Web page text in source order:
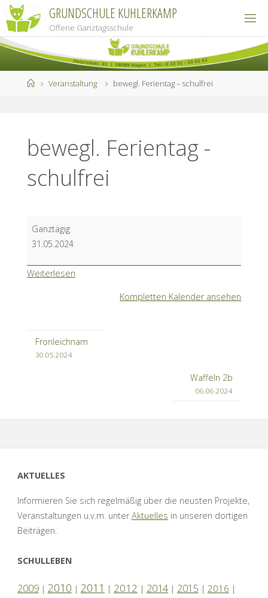
Zum
Inhalt
springen
GRUNDSCHULE KUHLERKAMP
Offene Ganztagsschule
StartVeranstaltung bewegl. Ferientag – schulfrei
bewegl. Ferientag -
schulfrei
bewegl.
Ferientag
schulfrei
Ganztägig
31.05.2024
Weiterlesen
Kompletten Kalender ansehen
Fronleichnam
30.05.2024
Waffeln 2b
06.06.2024
AKTUELLES
Informieren Sie sich regelmäßig über die neusten Projekte,
Veranstaltungen u.v.m. unterAktuelles in unseren dortigen
Beiträgen.
SCHULLEBEN
2009| 2010 | 2011 | 2012 | 2014| 2015 | 2016 |